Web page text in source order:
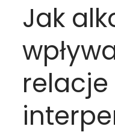
Jak
relacje